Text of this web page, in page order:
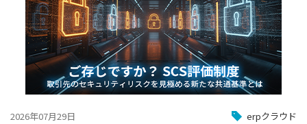
2026年07月29日 erpクラウド